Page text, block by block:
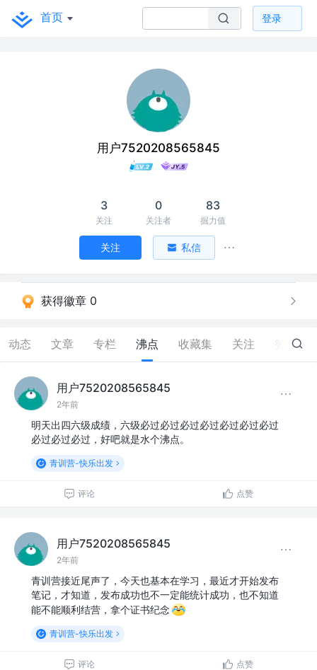
首页 登录
用户7520208565845
3
关注
0
关注者
83
掘力值
关注 私信
获得徽章 0
动态 文章 专栏 沸点 收藏集 关注 26
用户7520208565845
2年前
明天出四六级成绩，六级必过必过必过必过必过必过必过
必过必过必过，好吧就是水个沸点。
青训营-快乐出发
评论 点赞
用户7520208565845
2年前
青训营接近尾声了，今天也基本在学习，最近才开始发布
笔记，才知道，发布成功也不一定能统计成功，也不知道
能不能顺利结营，拿个证书纪念
青训营-快乐出发
评论 点赞